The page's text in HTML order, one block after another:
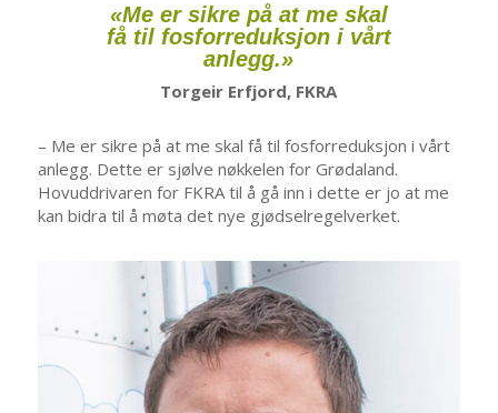
«Me er sikre på at me skal
få til fosforreduksjon i vårt
anlegg.»
Torgeir Erfjord, FKRA
– Me er sikre på at me skal få til fosforreduksjon i vårt
anlegg. Dette er sjølve nøkkelen for Grødaland.
Hovuddrivaren for FKRA til å gå inn i dette er jo at me
kan bidra til å møta det nye gjødselregelverket.